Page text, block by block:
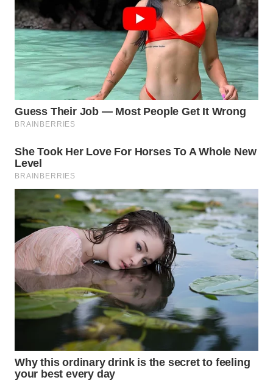
Wahana
Media
Group
WAHANA
NEWS
WAHANA
WAHANA
ADVOKAT
WAHANA
INFRASTRUKTUR
WAHANA
KONSUMEN
WAHANA
LISTRIK
WAHANA
TRAVEL